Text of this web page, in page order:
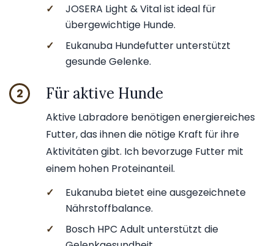
✓
JOSERA Light & Vital ist ideal für
übergewichtige Hunde.
✓
Eukanuba Hundefutter unterstützt
gesunde Gelenke.
2 Für aktive Hunde
Aktive Labradore benötigen energiereiches
Futter, das ihnen die nötige Kraft für ihre
Aktivitäten gibt. Ich bevorzuge Futter mit
einem hohen Proteinanteil.
✓
Eukanuba bietet eine ausgezeichnete
Nährstoffbalance.
✓
Bosch HPC Adult unterstützt die